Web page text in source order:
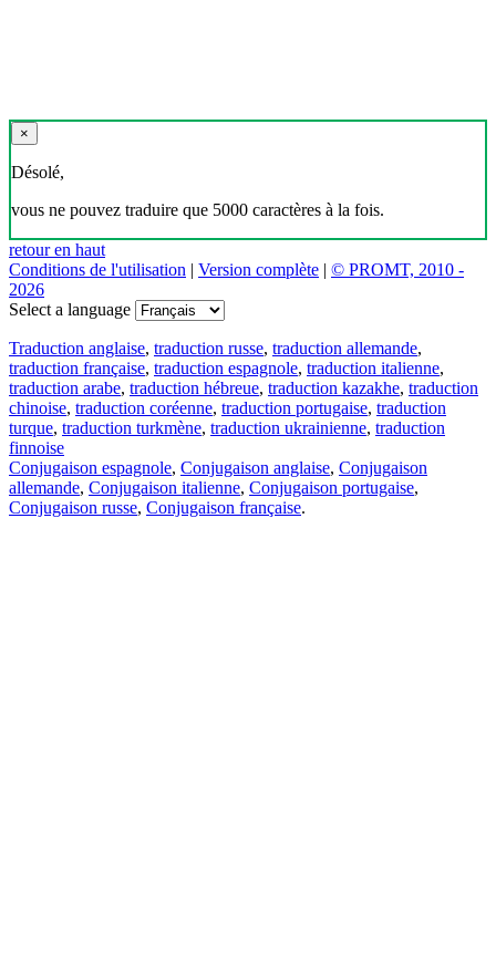
×
Désolé,
vous ne pouvez traduire que 5000 caractères à la fois.
retour en haut
Conditions de l'utilisation | Version complète | © PROMT, 2010 -
2026
Select a language
Traduction anglaise, traduction russe, traduction allemande,
traduction française, traduction espagnole, traduction italienne,
traduction arabe, traduction hébreue, traduction kazakhe, traduction
chinoise, traduction coréenne, traduction portugaise, traduction
turque, traduction turkmène, traduction ukrainienne, traduction
finnoise
Conjugaison espagnole, Conjugaison anglaise, Conjugaison
allemande, Conjugaison italienne, Conjugaison portugaise,
Conjugaison russe, Conjugaison française.